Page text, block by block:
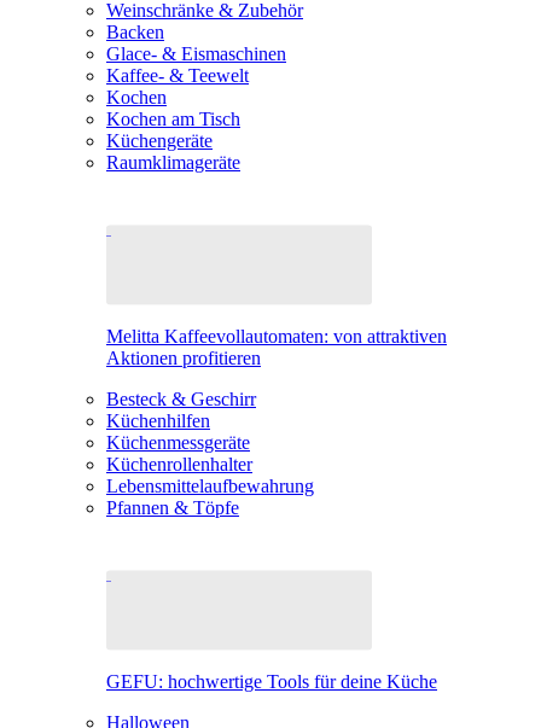
Weinschränke & Zubehör
Backen
Glace- & Eismaschinen
Kaffee- & Teewelt
Kochen
Kochen am Tisch
Küchengeräte
Raumklimageräte
Melitta Kaffeevollautomaten: von attraktiven
Aktionen profitieren
Besteck & Geschirr
Küchenhilfen
Küchenmessgeräte
Küchenrollenhalter
Lebensmittelaufbewahrung
Pfannen & Töpfe
GEFU: hochwertige Tools für deine Küche
Halloween